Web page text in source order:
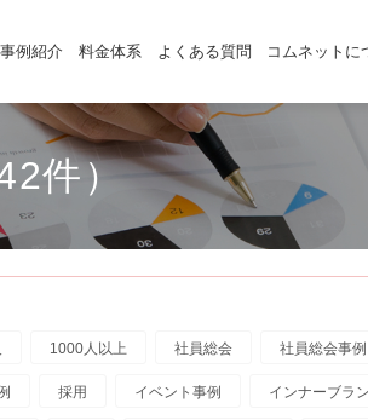
事例紹介 料金体系 よくある質問 コムネットに
件）
1000人以上 社員総会 社員総会事例
採用 イベント事例 インナーブラ